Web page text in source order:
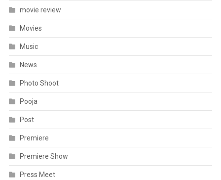
movie review
Movies
Music
News
Photo Shoot
Pooja
Post
Premiere
Premiere Show
Press Meet